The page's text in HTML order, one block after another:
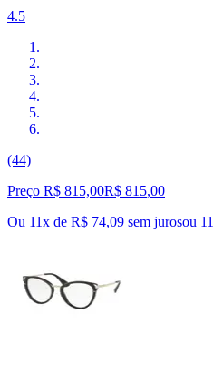
4.5
(44)
Preço R$ 815,00R$ 815,00
Ou 11x de R$ 74,09 sem jurosou 11